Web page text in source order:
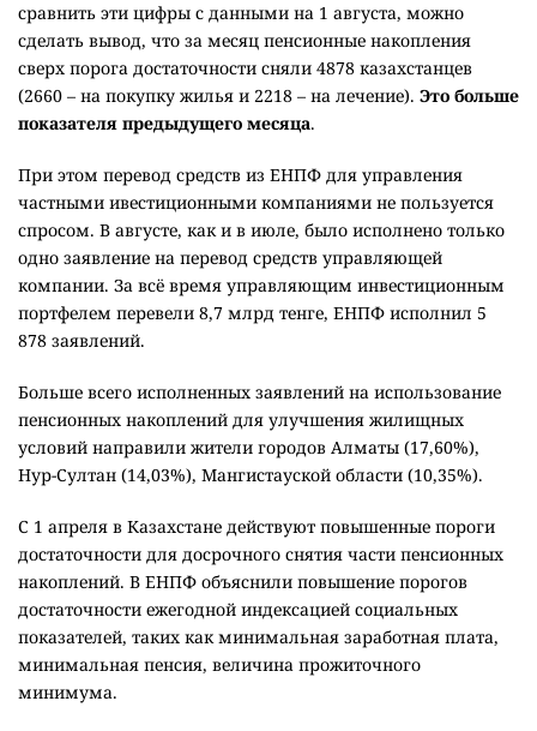
сравнить эти цифры с данными на 1 августа, можно
сделать вывод, что за месяц пенсионные накопления
сверх порога достаточности сняли 4878 казахстанцев
(2660 – на покупку жилья и 2218 – на лечение). Это больше
показателя предыдущего месяца.
При этом перевод средств из ЕНПФ для управления
частными ивестиционными компаниями не пользуется
спросом. В августе, как и в июле, было исполнено только
одно заявление на перевод средств управляющей
компании. За всё время управляющим инвестиционным
портфелем перевели 8,7 млрд тенге, ЕНПФ исполнил 5
878 заявлений.
Больше всего исполненных заявлений на использование
пенсионных накоплений для улучшения жилищных
условий направили жители городов Алматы (17,60%),
Нур-Султан (14,03%), Мангистауской области (10,35%).
C 1 апреля в Казахстане действуют повышенные пороги
достаточности для досрочного снятия части пенсионных
накоплений. В ЕНПФ объяснили повышение порогов
достаточности ежегодной индексацией социальных
показателей, таких как минимальная заработная плата,
минимальная пенсия, величина прожиточного
минимума.